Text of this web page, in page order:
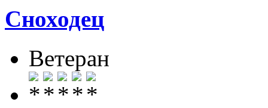
Сноходец
Ветеран